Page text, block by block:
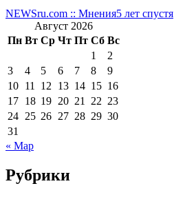
NEWSru.com :: Мнения5 лет спустя
Август 2026
Пн Вт Ср Чт Пт Сб Вс
1
2
3
4 5 6 7 8
9
10 11 12 13 14 15 16
17 18 19 20 21 22 23
24 25 26 27 28 29 30
31
« Мар
Рубрики